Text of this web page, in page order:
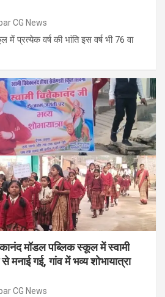
CG News
वर्ष की भांति इस वर्ष भी 76 वा
मॉडल पब्लिक स्कूल में स्वामी
मनाई गई, गांव में भव्य शोभायात्रा
CG News